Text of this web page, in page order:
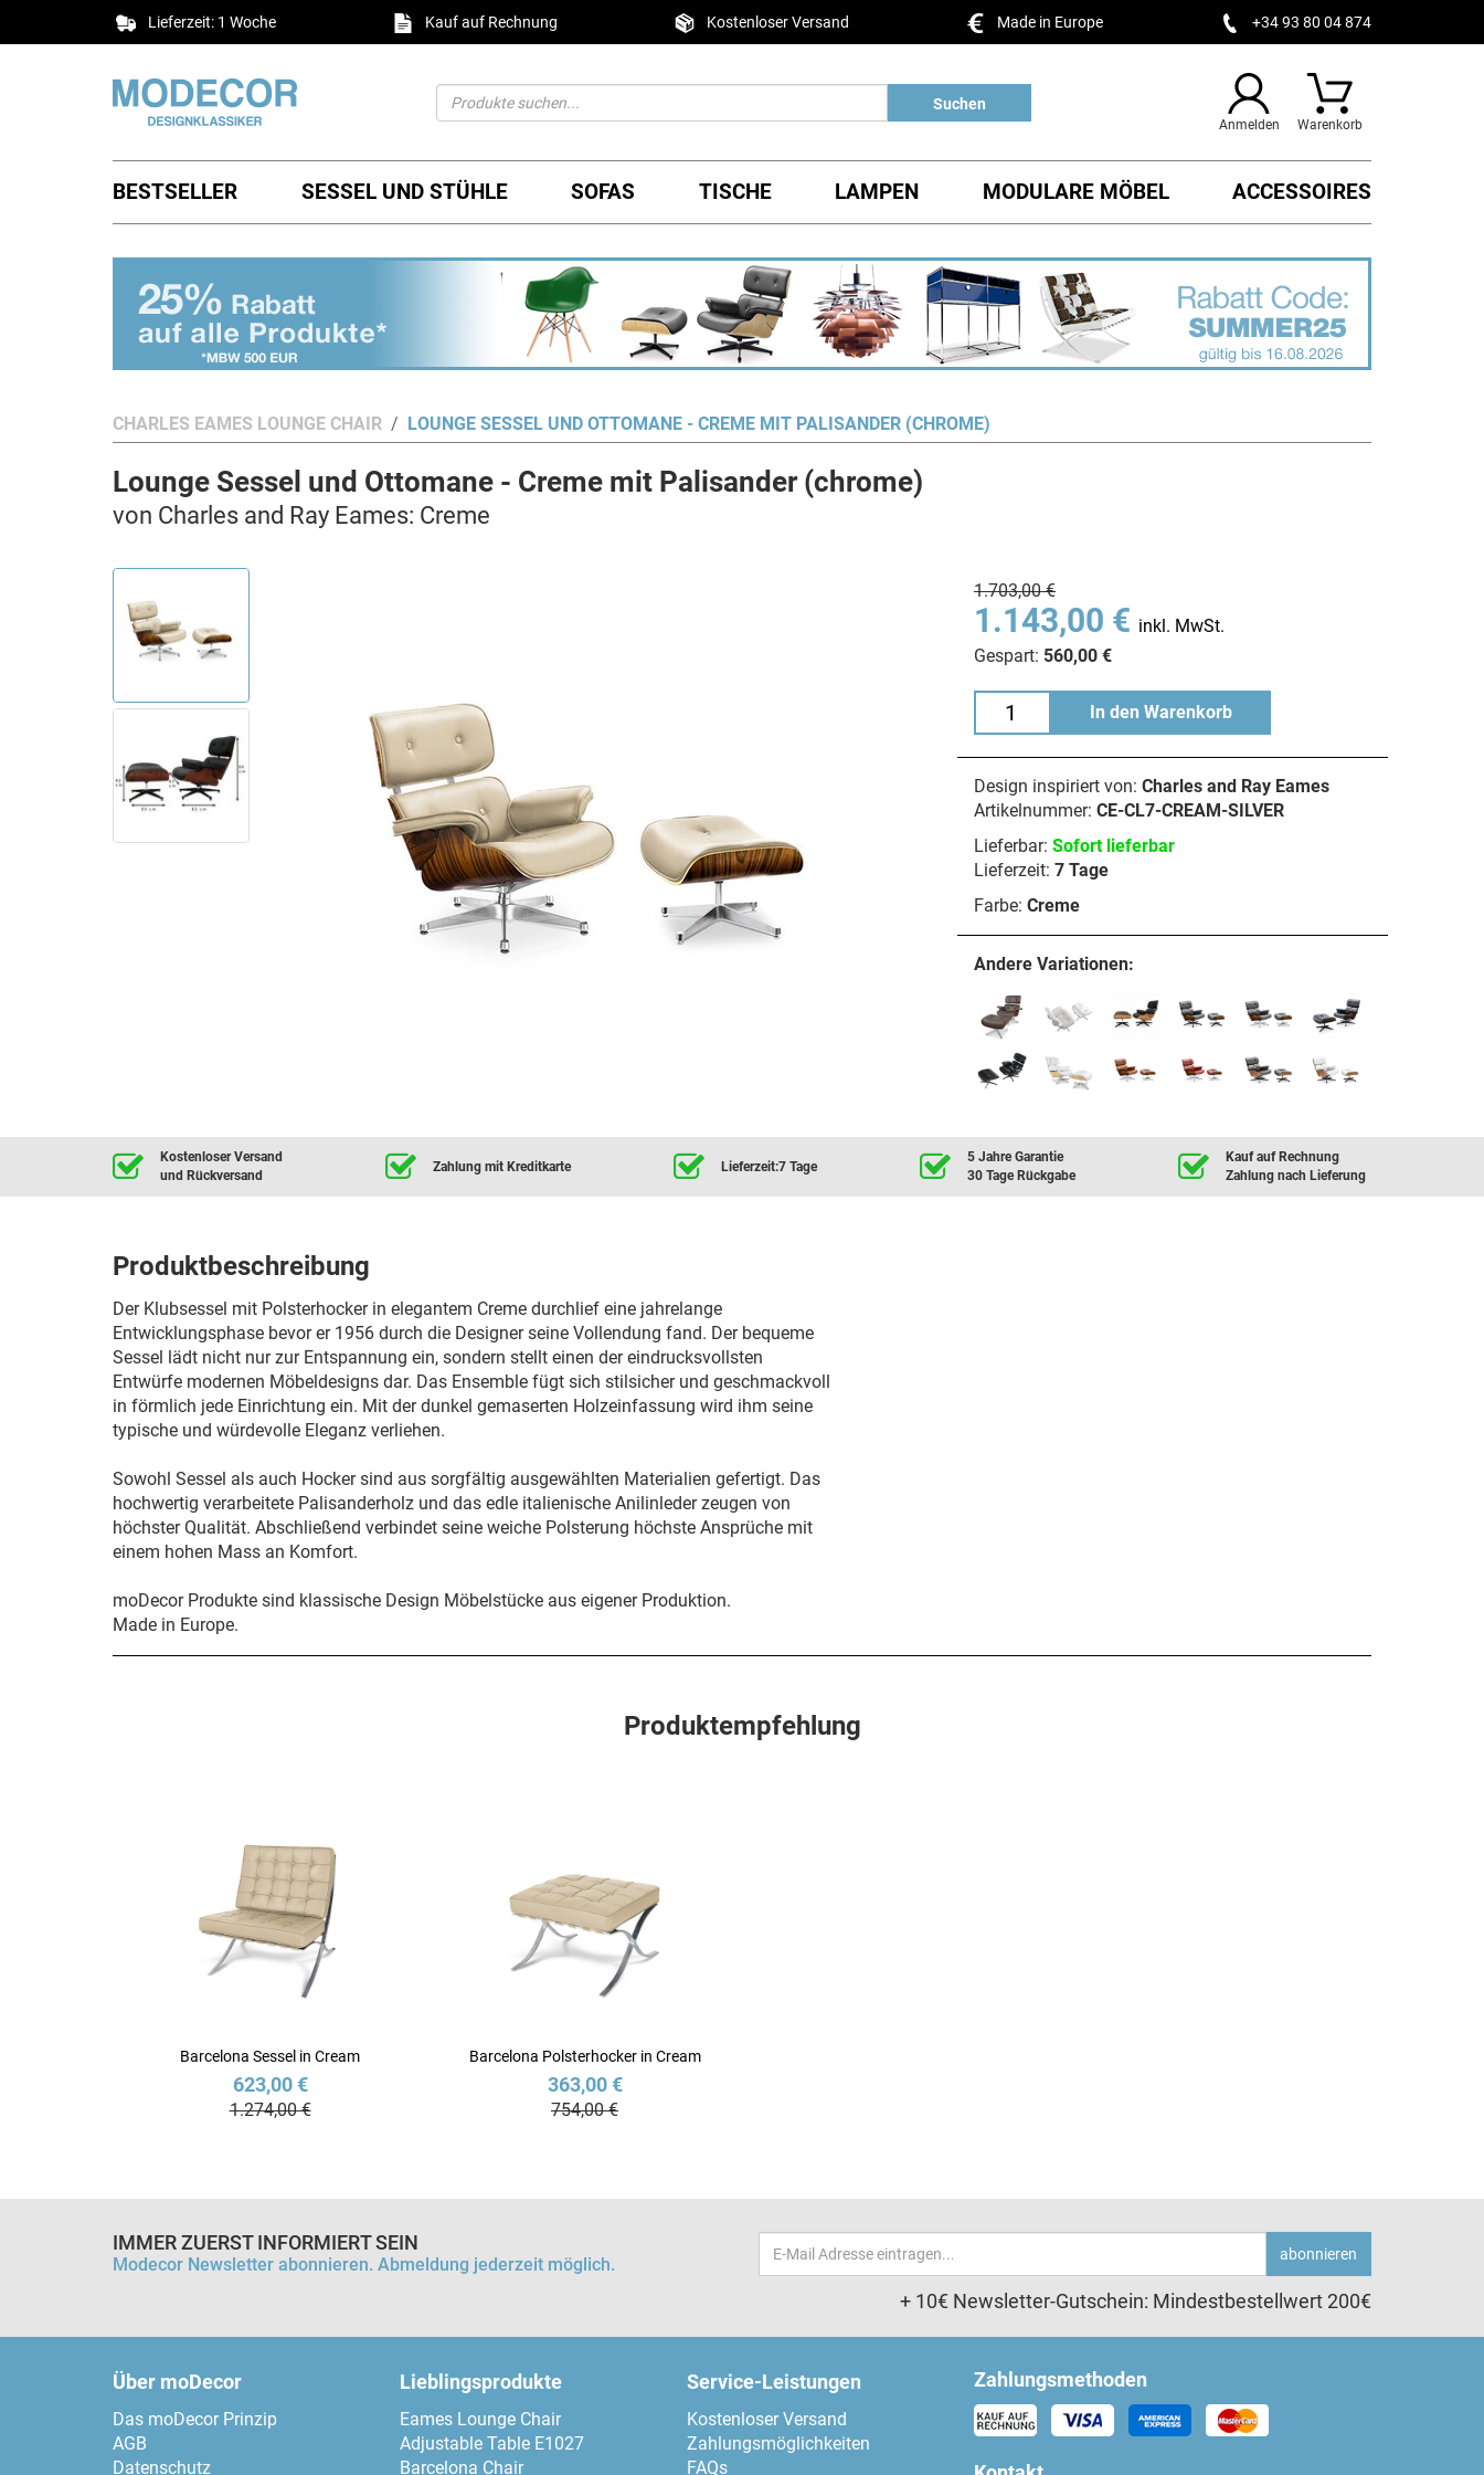
Lieferzeit: 1 Woche Kauf auf Rechnung Kostenloser Versand Made in Europe +34 93 80 04 874
Suchen
Anmelden Warenkorb
BESTSELLER SESSEL UND STÜHLE SOFAS TISCHE LAMPEN MODULARE MÖBEL ACCESSOIRES
CHARLES EAMES LOUNGE CHAIR LOUNGE SESSEL UND OTTOMANE - CREME MIT PALISANDER (CHROME)
Lounge Sessel und Ottomane - Creme mit Palisander (chrome)
von Charles and Ray Eames: Creme
1.703,00 €
1.143,00 € inkl. MwSt.
Gespart: 560,00 €
In den Warenkorb
Design inspiriert von: Charles and Ray Eames
Artikelnummer: CE-CL7-CREAM-SILVER
Lieferbar: Sofort lieferbar
Lieferzeit: 7 Tage
Farbe: Creme
Andere Variationen:
Kostenloser Versand
und Rückversand
Zahlung mit Kreditkarte Lieferzeit:7 Tage
5 Jahre Garantie
30 Tage Rückgabe
Kauf auf Rechnung
Zahlung nach Lieferung
Produktbeschreibung
Der Klubsessel mit Polsterhocker in elegantem Creme durchlief eine jahrelange
Entwicklungsphase bevor er 1956 durch die Designer seine Vollendung fand. Der bequeme
Sessel lädt nicht nur zur Entspannung ein, sondern stellt einen der eindrucksvollsten
Entwürfe modernen Möbeldesigns dar. Das Ensemble fügt sich stilsicher und geschmackvoll
in förmlich jede Einrichtung ein. Mit der dunkel gemaserten Holzeinfassung wird ihm seine
typische und würdevolle Eleganz verliehen.
Sowohl Sessel als auch Hocker sind aus sorgfältig ausgewählten Materialien gefertigt. Das
hochwertig verarbeitete Palisanderholz und das edle italienische Anilinleder zeugen von
höchster Qualität. Abschließend verbindet seine weiche Polsterung höchste Ansprüche mit
einem hohen Mass an Komfort.
moDecor Produkte sind klassische Design Möbelstücke aus eigener Produktion.
Made in Europe.
Produktempfehlung
Barcelona Sessel in Cream
623,00 €
1.274,00 €
Barcelona Polsterhocker in Cream
363,00 €
754,00 €
IMMER ZUERST INFORMIERT SEIN
Modecor Newsletter abonnieren. Abmeldung jederzeit möglich.
Email-
Adresse
abonnieren
+ 10€ Newsletter-Gutschein: Mindestbestellwert 200€
Über moDecor
Das moDecor Prinzip
AGB
Datenschutz
Lieblingsprodukte
Eames Lounge Chair
Adjustable Table E1027
Barcelona Chair
Service-Leistungen
Kostenloser Versand
Zahlungsmöglichkeiten
FAQs
Zahlungsmethoden